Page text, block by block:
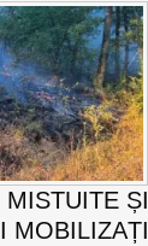
MISTUITE ȘI
MOBILIZAȚI